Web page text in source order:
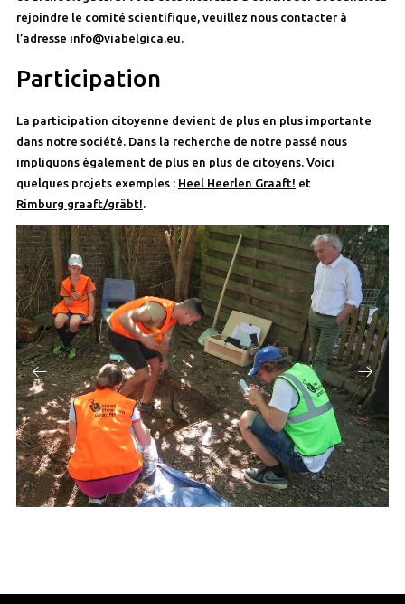
rejoindre le comité scientifique, veuillez nous contacter à
l’adresse info@viabelgica.eu.
Participation
La participation citoyenne devient de plus en plus importante
dans notre société. Dans la recherche de notre passé nous
impliquons également de plus en plus de citoyens. Voici
quelques projets exemples : Heel Heerlen Graaft! et
Rimburg graaft/gräbt!.